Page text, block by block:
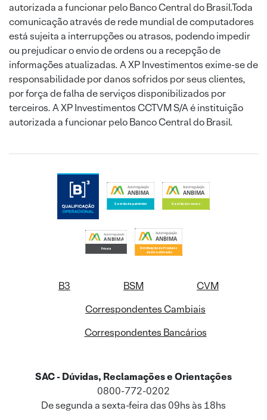
autorizada a funcionar pelo Banco Central do Brasil.Toda
comunicação através de rede mundial de computadores
está sujeita a interrupções ou atrasos, podendo impedir
ou prejudicar o envio de ordens ou a recepção de
informações atualizadas. A XP Investimentos exime-se de
responsabilidade por danos sofridos por seus clientes,
por força de falha de serviços disponibilizados por
terceiros. A XP Investimentos CCTVM S/A é instituição
autorizada a funcionar pelo Banco Central do Brasil.
B3 BSM
CVM
Correspondentes Cambiais
Correspondentes Bancários
SAC - Dúvidas, Reclamações e Orientações
0800-772-0202
De segunda a sexta-feira das 09hs às 18hs